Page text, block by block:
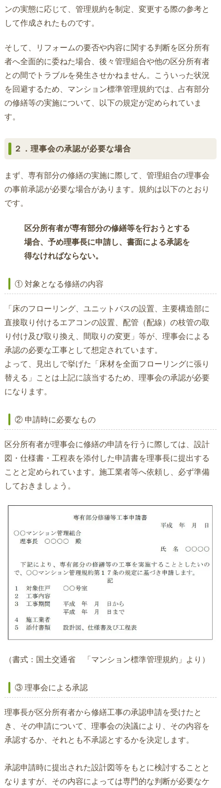
ンの実態に応じて、管理規約を制定、変更する際の参考と
して作成されたものです。
そして、リフォームの要否や内容に関する判断を区分所有
者へ全面的に委ねた場合、後々管理組合や他の区分所有者
との間でトラブルを発生させかねません。こういった状況
を回避するため、マンション標準管理規約では、占有部分
の修繕等の実施について、以下の規定が定められていま
す。
２ ．理事会の承認が必要な場合
まず、専有部分の修繕の実施に際して、管理組合の理事会
の事前承認が必要な場合があります。規約は以下のとおり
です。
区分所有者が専有部分の修繕等を行おうとする
場合、予め理事長に申請し、書面による承認を
得なければならない。
① 対象となる修繕の内容
「床のフローリング、ユニットバスの設置、主要構造部に
直接取り付けるエアコンの設置、配管（配線）の枝管の取
り付け及び取り換え、間取りの変更」等が、理事会による
承認の必要な工事として想定されています。
よって、見出しで挙げた「床材を全面フローリングに張り
替える」ことは上記に該当するため、理事会の承認が必要
になります。
② 申請時に必要なもの
区分所有者が理事会に修繕の申請を行うに際しては、設計
図・仕様書・工程表を添付した申請書を理事長に提出する
ことと定められています。施工業者等へ依頼し、必ず準備
しておきましょう。
（書式：国土交通省 「マンション標準管理規約」より）
③ 理事会による承認
理事長が区分所有者から修繕工事の承認申請を受けたと
き、その申請について、理事会の決議により、その内容を
承認するか、それとも不承認とするかを決定します。
承認申請時に提出された設計図等をもとに検討することと
なりますが、その内容によっては専門的な判断が必要なケ